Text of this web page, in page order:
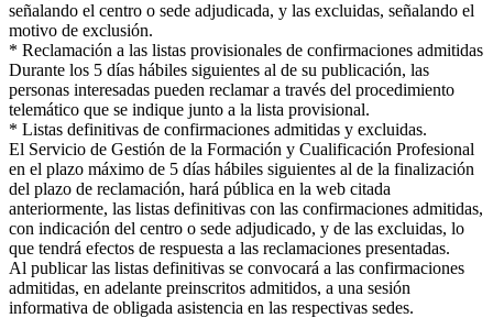
señalando el centro o sede adjudicada, y las excluidas, señalando el
motivo de exclusión.
* Reclamación a las listas provisionales de confirmaciones admitidas
Durante los 5 días hábiles siguientes al de su publicación, las
personas interesadas pueden reclamar a través del procedimiento
telemático que se indique junto a la lista provisional.
* Listas definitivas de confirmaciones admitidas y excluidas.
El Servicio de Gestión de la Formación y Cualificación Profesional
en el plazo máximo de 5 días hábiles siguientes al de la finalización
del plazo de reclamación, hará pública en la web citada
anteriormente, las listas definitivas con las confirmaciones admitidas,
con indicación del centro o sede adjudicado, y de las excluidas, lo
que tendrá efectos de respuesta a las reclamaciones presentadas.
Al publicar las listas definitivas se convocará a las confirmaciones
admitidas, en adelante preinscritos admitidos, a una sesión
informativa de obligada asistencia en las respectivas sedes.